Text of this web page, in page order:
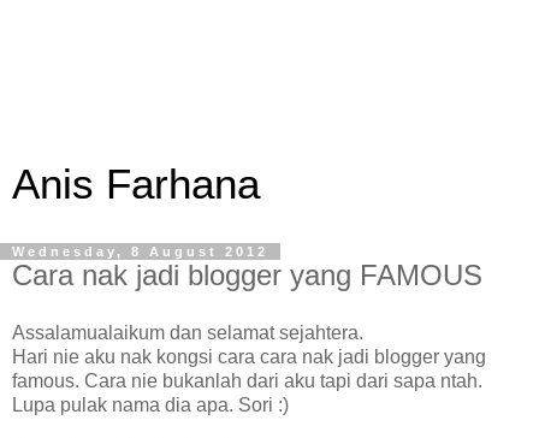
Anis Farhana
Wednesday, 8 August 2012
Cara nak jadi blogger yang FAMOUS
Assalamualaikum dan selamat sejahtera.
Hari nie aku nak kongsi cara cara nak jadi blogger yang
famous. Cara nie bukanlah dari aku tapi dari sapa ntah.
Lupa pulak nama dia apa. Sori :)